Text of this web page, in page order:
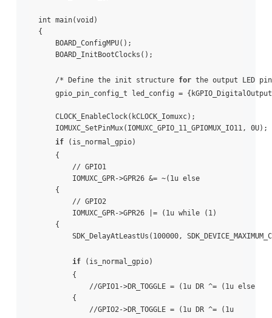
int main(void)
{
BOARD_ConfigMPU();
BOARD_InitBootClocks();
/* Define the init structure for the output LED
gpio_pin_config_t led_config = {kGPIO_DigitalOutput,
CLOCK_EnableClock(kCLOCK_Iomuxc);
IOMUXC_SetPinMux(IOMUXC_GPIO_11_GPIOMUX_IO11, 0U);
if (is_normal_gpio)
{
// GPIO1
IOMUXC_GPR->GPR26 &= ~(1u else
{
// GPIO2
IOMUXC_GPR->GPR26 |= (1u while (1)
{
SDK_DelayAtLeastUs(100000,
if (is_normal_gpio)
{
//GPIO1->DR_TOGGLE = (1u DR ^= (1u else
{
//GPIO2->DR_TOGGLE = (1u DR ^= (1u